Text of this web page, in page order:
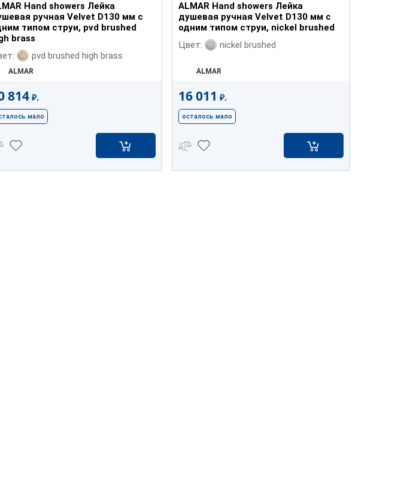
Hand showers Лейка
ручная Velvet D130 мм с
типом струи, pvd brushed
brass
pvd brushed high brass
ALMAR
814₽.
мало
ALMAR Hand showers Лейка
душевая ручная Velvet D130 мм с
одним типом струи, nickel brushed
Цвет:
nickel brushed
ALMAR
16 011 ₽.
осталось мало